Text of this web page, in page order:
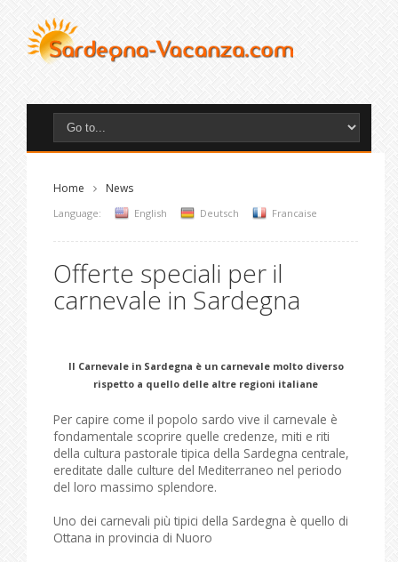
Home News
Language: English Deutsch Francaise
Offerte speciali per il
carnevale in Sardegna
Il Carnevale in Sardegna è un carnevale molto diverso
rispetto a quello delle altre regioni italiane
Per capire come il popolo sardo vive il carnevale è
fondamentale scoprire quelle credenze, miti e riti
della cultura pastorale tipica della Sardegna centrale,
ereditate dalle culture del Mediterraneo nel periodo
del loro massimo splendore.
Uno dei carnevali più tipici della Sardegna è quello di
Ottana in provincia di Nuoro